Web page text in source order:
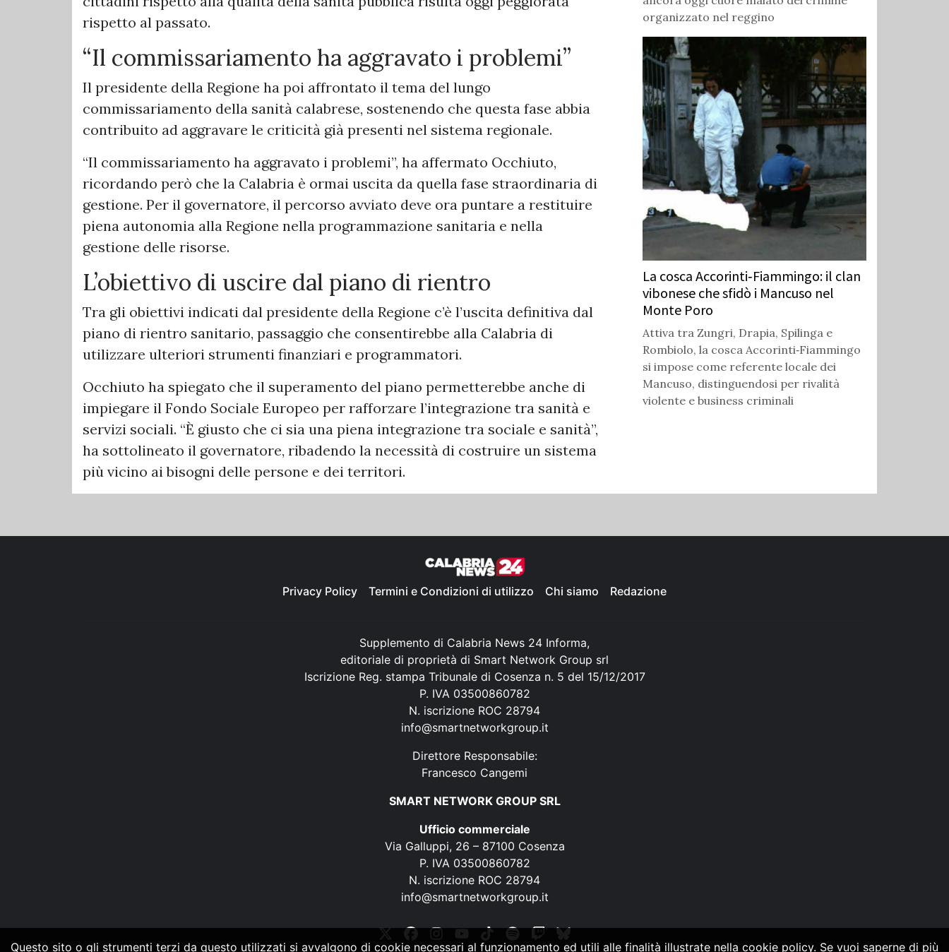
rispetto al passato.
“Il commissariamento ha aggravato i problemi”
Il presidente della Regione ha poi affrontato il tema del lungo
commissariamento della sanità calabrese, sostenendo che questa fase abbia
contribuito ad aggravare le criticità già presenti nel sistema regionale.
“Il commissariamento ha aggravato i problemi”, ha affermato Occhiuto,
ricordando però che la Calabria è ormai uscita da quella fase straordinaria di
gestione. Per il governatore, il percorso avviato deve ora puntare a restituire
piena autonomia alla Regione nella programmazione sanitaria e nella
gestione delle risorse.
L’obiettivo di uscire dal piano di rientro
Tra gli obiettivi indicati dal presidente della Regione c’è l’uscita definitiva dal
piano di rientro sanitario, passaggio che consentirebbe alla Calabria di
utilizzare ulteriori strumenti finanziari e programmatori.
Occhiuto ha spiegato che il superamento del piano permetterebbe anche di
impiegare il Fondo Sociale Europeo per rafforzare l’integrazione tra sanità e
servizi sociali. “È giusto che ci sia una piena integrazione tra sociale e sanità”,
ha sottolineato il governatore, ribadendo la necessità di costruire un sistema
più vicino ai bisogni delle persone e dei territori.
organizzato nel reggino
La cosca Accorinti‑Fiammingo: il clan
vibonese che sfidò i Mancuso nel
Monte Poro
Attiva tra Zungri, Drapia, Spilinga e
Rombiolo, la cosca Accorinti‑Fiammingo
si impose come referente locale dei
Mancuso, distinguendosi per rivalità
violente e business criminali
Privacy Policy Termini e Condizioni di utilizzo Chi siamo Redazione
Supplemento di Calabria News 24 Informa,
editoriale di proprietà di Smart Network Group srl
Iscrizione Reg. stampa Tribunale di Cosenza n. 5 del 15/12/2017
P. IVA 03500860782
N. iscrizione ROC 28794
info@smartnetworkgroup.it
Direttore Responsabile:
Francesco Cangemi
SMART NETWORK GROUP SRL
Ufficio commerciale
Via Galluppi, 26 – 87100 Cosenza
P. IVA 03500860782
N. iscrizione ROC 28794
info@smartnetworkgroup.it
Questo sito o gli strumenti terzi da questo utilizzati si avvalgono di cookie necessari al funzionamento ed utili alle finalità illustrate nella cookie policy. Se vuoi saperne di più